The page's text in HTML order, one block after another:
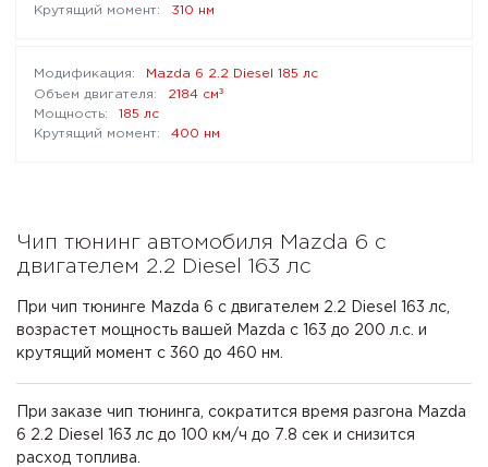
310 нм
Mazda 6 2.2 Diesel 185 лс
2184 см³
185 лс
400 нм
Чип тюнинг автомобиля Mazda 6 с
двигателем 2.2 Diesel 163 лс
При чип тюнинге Mazda 6 с двигателем 2.2 Diesel 163 лс,
возрастет мощность вашей Mazda с 163 до 200 л.с. и
крутящий момент с 360 до 460 нм.
При заказе чип тюнинга, сократится время разгона Mazda
6 2.2 Diesel 163 лс до 100 км/ч до 7.8 сек и снизится
расход топлива.